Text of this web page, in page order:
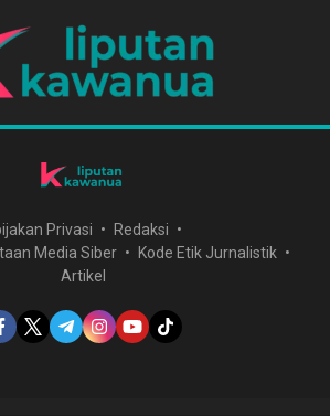
Privasi
Redaksi
Media Siber
Kode Etik Jurnalistik
Artikel